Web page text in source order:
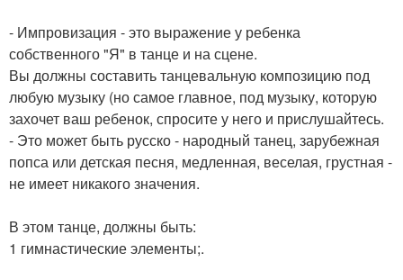
- Импровизация - это выражение у ребенка
собственного "Я" в танце и на сцене.
Вы должны составить танцевальную композицию под
любую музыку (но самое главное, под музыку, которую
захочет ваш ребенок, спросите у него и прислушайтесь.
- Это может быть русско - народный танец, зарубежная
попса или детская песня, медленная, веселая, грустная -
не имеет никакого значения.
В этом танце, должны быть:
1 гимнастические элементы;.